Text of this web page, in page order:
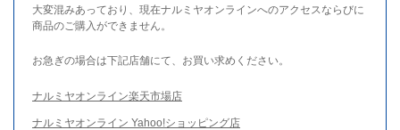
大変混みあっており、現在ナルミヤオンラインへのアクセスならびに
商品のご購入ができません。
お急ぎの場合は下記店舗にて、お買い求めください。
ナルミヤオンライン楽天市場店
ナルミヤオンライン Yahoo!ショッピング店